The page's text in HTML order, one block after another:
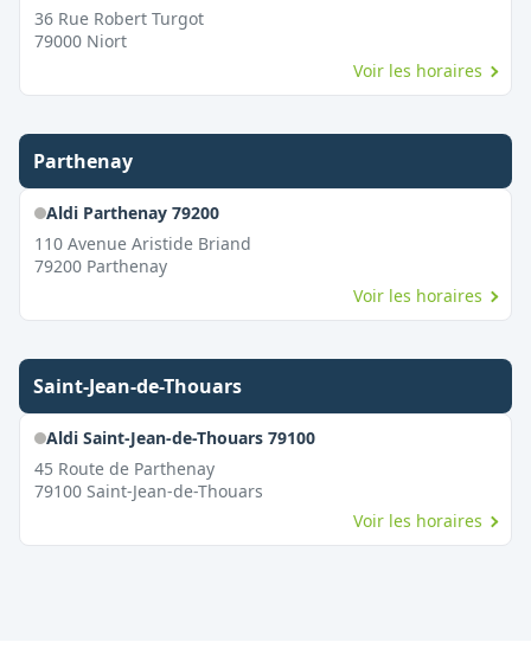
36 Rue Robert Turgot
79000 Niort
Voir les horaires
Parthenay
Aldi Parthenay 79200
110 Avenue Aristide Briand
79200 Parthenay
Voir les horaires
Saint-Jean-de-Thouars
Aldi Saint-Jean-de-Thouars 79100
45 Route de Parthenay
79100 Saint-Jean-de-Thouars
Voir les horaires